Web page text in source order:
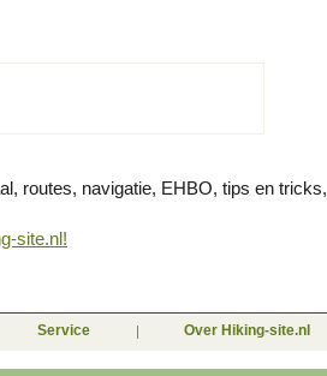
routes, navigatie, EHBO, tips en tricks,
site.nl!
Service Over Hiking-site.nl